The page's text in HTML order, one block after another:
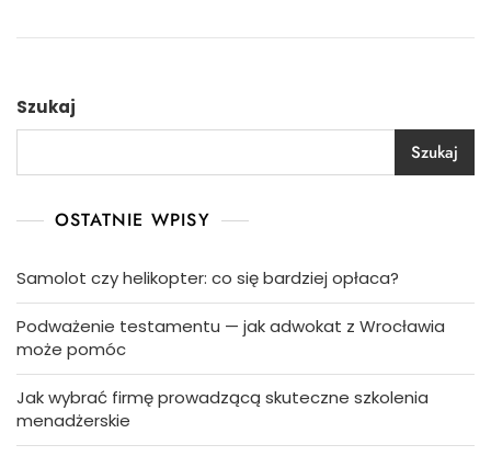
Szukaj
Szukaj
OSTATNIE WPISY
Samolot czy helikopter: co się bardziej opłaca?
Podważenie testamentu — jak adwokat z Wrocławia
może pomóc
Jak wybrać firmę prowadzącą skuteczne szkolenia
menadżerskie